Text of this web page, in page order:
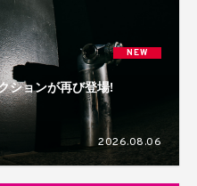
NEW
ションが再び登場!
2026.08.06